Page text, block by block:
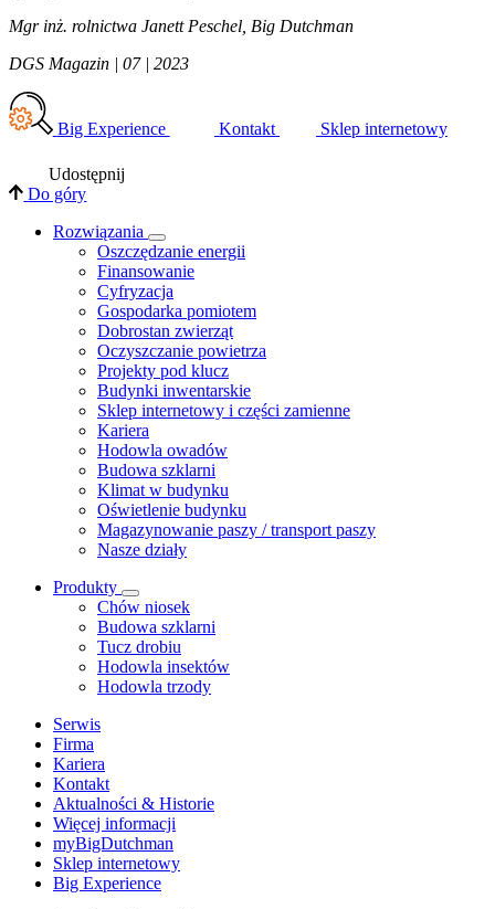
Mgr inż. rolnictwa Janett Peschel, Big Dutchman
DGS Magazin | 07 | 2023
Big Experience Kontakt Sklep internetowy
Udostępnij
Do góry
Rozwiązania
​Oszczędzanie energii
Finansowanie
Cyfryzacja
Gospodarka pomiotem
Dobrostan zwierząt
Oczyszczanie powietrza
Projekty pod klucz
Budynki inwentarskie
Sklep internetowy i części zamienne
Kariera
Hodowla owadów
Budowa szklarni
Klimat w budynku
Oświetlenie budynku
Magazynowanie paszy / transport paszy
Nasze działy
Produkty
Chów niosek
Budowa szklarni
Tucz drobiu
Hodowla insektów
Hodowla trzody
Serwis
Firma
Kariera
Kontakt
Aktualności & Historie
Więcej informacji
myBigDutchman
Sklep internetowy
Big Experience